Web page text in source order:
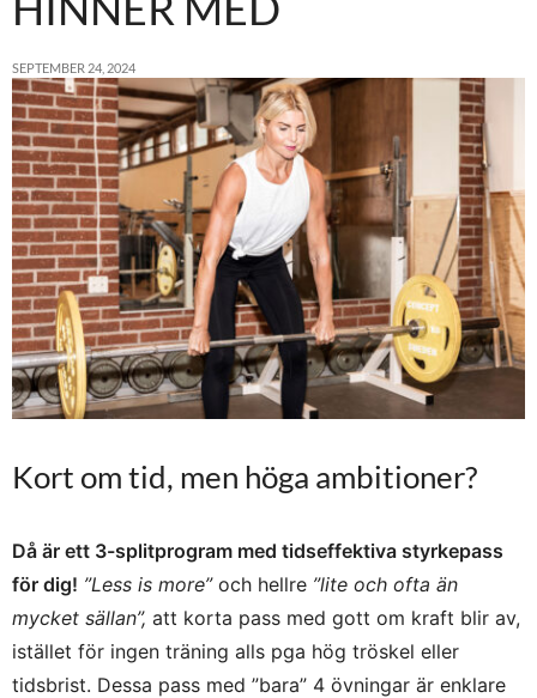
SEPTEMBER 24, 2024
Kort om tid, men höga ambitioner?
Då är ett 3-splitprogram med tidseffektiva styrkepass
för dig! ”Less is more”och hellre ”lite och ofta än
mycket sällan”, att korta pass med gott om kraft blir av,
istället för ingen träning alls pga hög tröskel eller
tidsbrist. Dessa pass med ”bara” 4 övningar är enklare